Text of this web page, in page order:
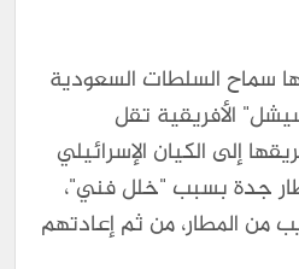
سماح السلطات السعودية
الأفريقية تقل
إلى الكيان الإسرائيلي
جدة بسبب "خلل فني"،
من المطار، من ثم إعادتهم